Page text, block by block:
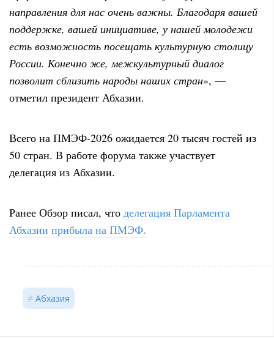
направления для нас очень важны. Благодаря вашей
поддержке, вашей инициативе, у нашей молодежи
есть возможность посещать культурную столицу
России. Конечно же, межкультурный диалог
позволит сблизить народы наших стран», —
отметил президент Абхазии.
Всего на ПМЭФ-2026 ожидается 20 тысяч гостей из
50 стран. В работе форума также участвует
делегация из Абхазии.
Ранее Обзор писал, что делегация Парламента
Абхазии прибыла на ПМЭФ.
Абхазия